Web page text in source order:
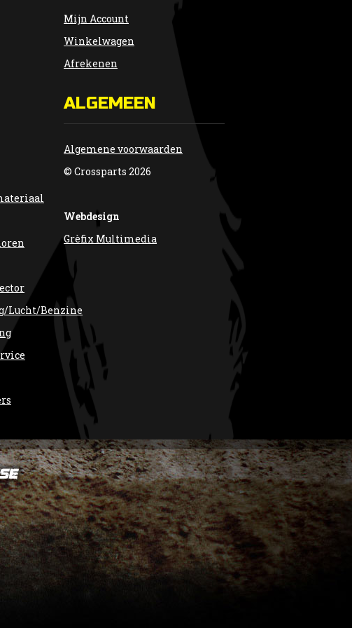
Lucht/Benzine
Mijn Account
Winkelwagen
Afrekenen
ALGEMEEN
Algemene voorwaarden
© Crossparts 2026
Webdesign
Grèfix Multimedia